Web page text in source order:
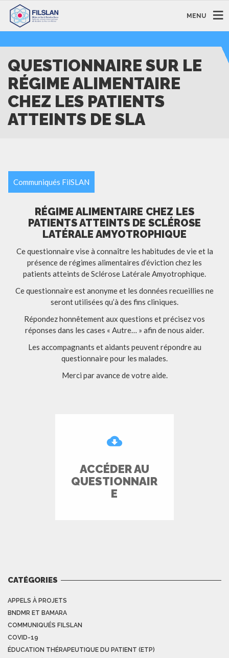
MENU
QUESTIONNAIRE SUR LE
RÉGIME ALIMENTAIRE
CHEZ LES PATIENTS
ATTEINTS DE SLA
Communiqués FilSLAN
RÉGIME ALIMENTAIRE CHEZ LES
PATIENTS ATTEINTS DE SCLÉROSE
LATÉRALE AMYOTROPHIQUE
Ce questionnaire vise à connaître les habitudes de vie et la
présence de régimes alimentaires d’éviction chez les
patients atteints de Sclérose Latérale Amyotrophique.
Ce questionnaire est anonyme et les données recueillies ne
seront utilisées qu’à des fins cliniques.
Répondez honnêtement aux questions et précisez vos
réponses dans les cases « Autre… » afin de nous aider.
Les accompagnants et aidants peuvent répondre au
questionnaire pour les malades.
Merci par avance de votre aide.
ACCÉDER AU
QUESTIONNAIR
E
CATÉGORIES
APPELS À PROJETS
BNDMR ET BAMARA
COMMUNIQUÉS FILSLAN
COVID-19
ÉDUCATION THÉRAPEUTIQUE DU PATIENT (ETP)